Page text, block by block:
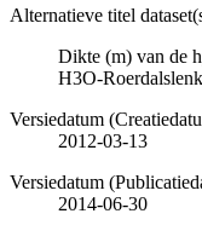
Alternatieve titel
Dikte (m) van de
H3O-
Versiedatum
2012-03-13
Versiedatum
2014-06-30